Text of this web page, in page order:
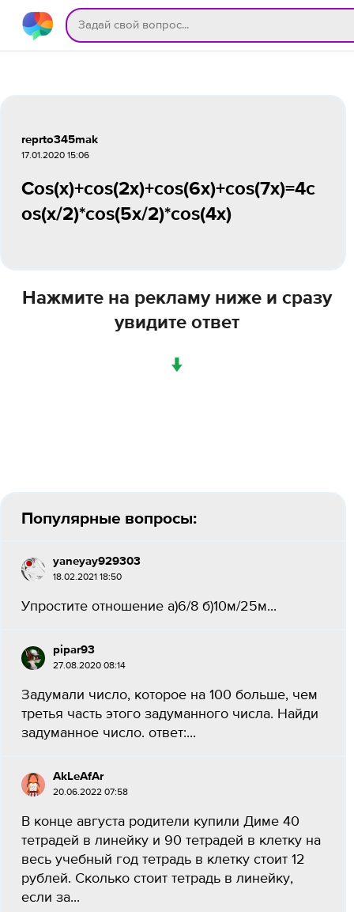
reprto345mak
17.01.2020 15:06
Cos(x)+cos(2x)+cos(6x)+cos(7x)=4c
os(x/2)*cos(5x/2)*cos(4x)
Нажмите на рекламу ниже и сразу
увидите ответ
↓
Популярные вопросы:
yaneyay929303
18.02.2021 18:50
Упростите отношение а)6/8 б)10м/25м...
pipar93
27.08.2020 08:14
Задумали число, которое на 100 больше, чем
третья часть этого задуманного числа. Найди
задуманное число. ответ:​...
AkLeAfAr
20.06.2022 07:58
В конце августа родители купили Диме 40
тетрадей в линейку и 90 тетрадей в клетку на
весь учебный год тетрадь в клетку стоит 12
рублей. Сколько стоит тетрадь в линейку,
если за...